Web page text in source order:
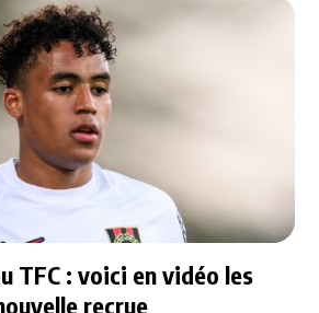
TFC : voici en vidéo les
recrue